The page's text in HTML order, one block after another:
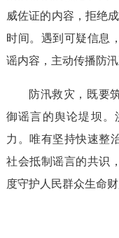
威佐证的内容，拒绝
时间。遇到可疑信息
谣内容，主动传播防汛
防汛救灾，既要
御谣言的舆论堤坝。
力。唯有坚持快速整
社会抵制谣言的共识
度守护人民群众生命